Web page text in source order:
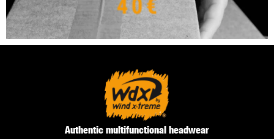
Authentic multifunctional headwear